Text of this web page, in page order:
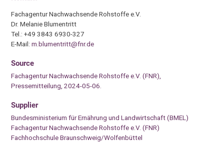
Fachagentur Nachwachsende Rohstoffe e.V.
Dr. Melanie Blumentritt
Tel.: +49 3843 6930-327
E-Mail:m.blumentritt@fnr.de
Source
Fachagentur Nachwachsende Rohstoffe e.V. (FNR),
Pressemitteilung, 2024-05-06.
Supplier
Bundesministerium für Ernährung und Landwirtschaft (BMEL)
Fachagentur Nachwachsende Rohstoffe e.V. (FNR)
Fachhochschule Braunschweig/Wolfenbüttel